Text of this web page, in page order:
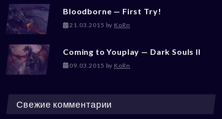
Bloodborne — First Try!
21.03.2015 by KoRn
Coming to Youplay — Dark Souls II
09.03.2015 by KoRn
Свежие комментарии